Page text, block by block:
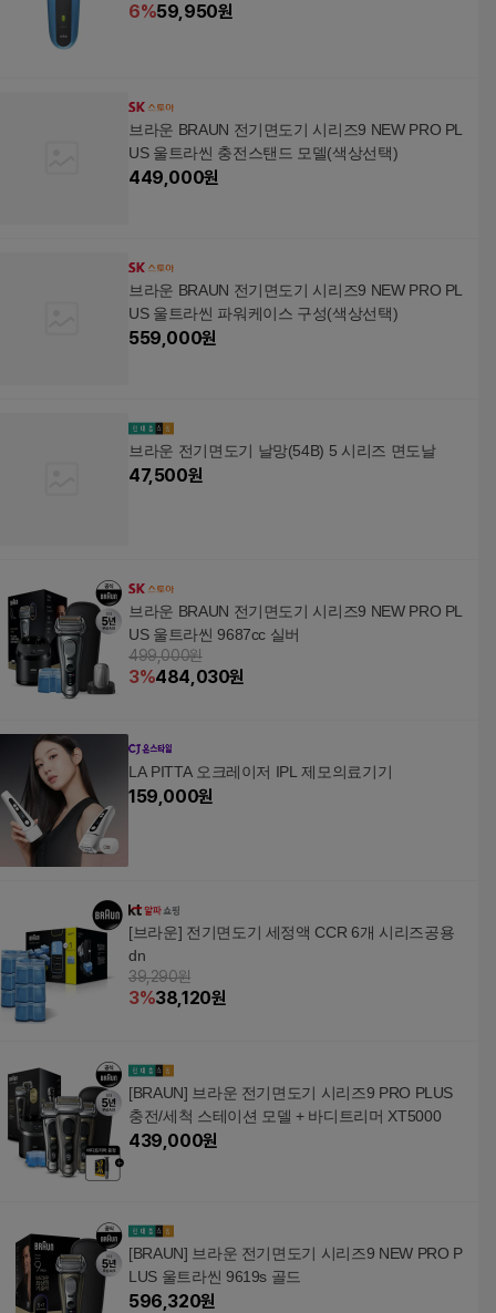
6%59,950원
브라운 BRAUN 전기면도기 시리즈9 NEW PRO PL
US 울트라씬 충전스탠드 모델(색상선택)
449,000원
브라운 BRAUN 전기면도기 시리즈9 NEW PRO PL
US 울트라씬 파워케이스 구성(색상선택)
559,000원
브라운 전기면도기 날망(54B) 5 시리즈 면도날
47,500원
브라운 BRAUN 전기면도기 시리즈9 NEW PRO PL
US 울트라씬 9687cc 실버
499,000원
3%484,030원
LA PITTA 오크레이저 IPL 제모의료기기
159,000원
[브라운] 전기면도기 세정액 CCR 6개 시리즈공용
dn
39,290원
3%38,120원
[BRAUN] 브라운 전기면도기 시리즈9 PRO PLUS
충전/세척 스테이션 모델 + 바디트리머 XT5000
439,000원
[BRAUN] 브라운 전기면도기 시리즈9 NEW PRO P
LUS 울트라씬 9619s 골드
596,320원